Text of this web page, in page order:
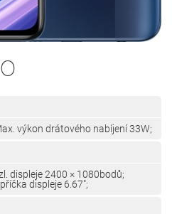
výkon drátového nabíjení 33W;
displeje 2400 × 1080bodů;
displeje 6.67";